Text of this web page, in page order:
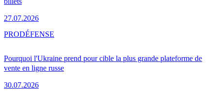
27.07.2026
Pourquoi l'Ukraine prend pour cible la plus grande plateforme de
vente en ligne russe
30.07.2026
PRODÉFENSE